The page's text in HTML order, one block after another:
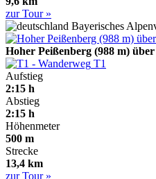
zur Tour »
Bayerisches
Hoher Peißenberg (988 m)
T1
Aufstieg
2:15 h
Abstieg
2:15 h
Höhenmeter
500 m
Strecke
13,4 km
zur Tour »